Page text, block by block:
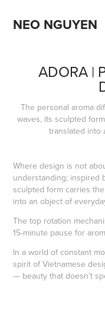
NEO NGUYEN
ADORA |
The personal aroma
waves, its sculpted
translated into
Where design is not
understanding; inspired
sculpted form carries
into an object of
The top rotation
15-minute pause for
In a world of constant
spirit of Vietnamese
— beauty that doesn’t